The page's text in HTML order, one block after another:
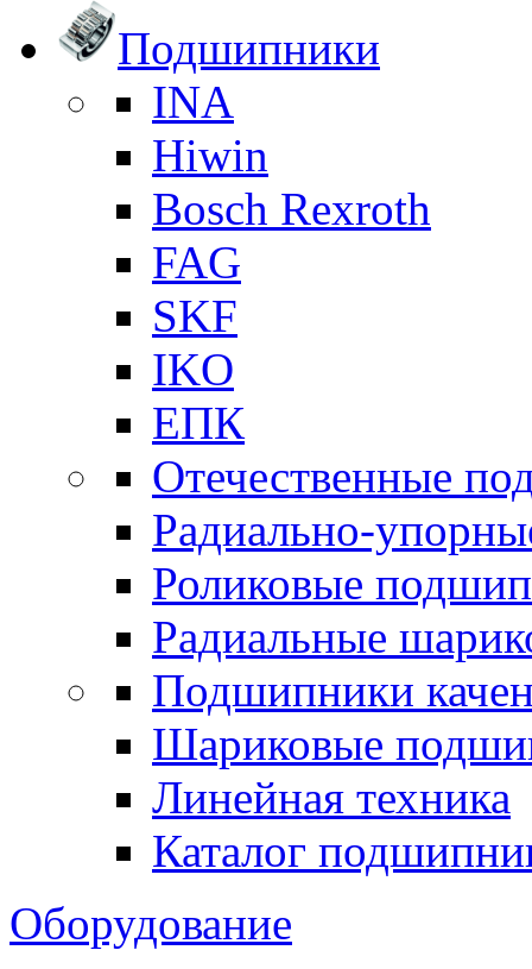
Подшипники
INA
Hiwin
Bosch Rexroth
FAG
SKF
IKO
ЕПК
Отечественные
Радиально-
Роликовые
Радиальные
Подшипники
Шариковые
Линейная техника
Каталог
Оборудование